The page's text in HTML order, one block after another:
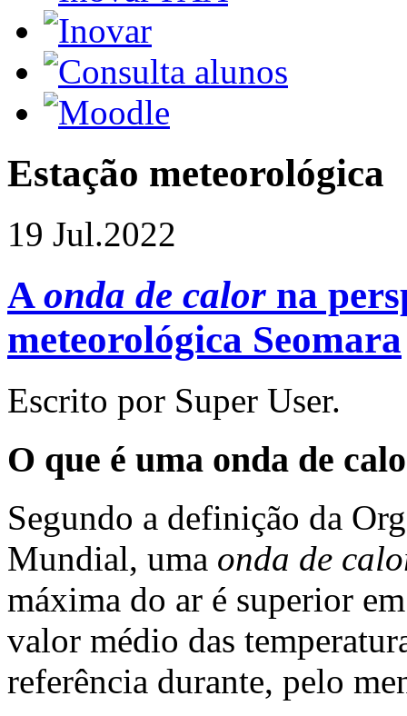
Estação meteorológica
19 Jul.2022
Aonda de calor na
meteorológica Seomara
Escrito por Super User.
O que é uma onda de
Segundo a definição da
Mundial, uma onda de
máxima do ar é superior
valor médio das
referência durante, pelo